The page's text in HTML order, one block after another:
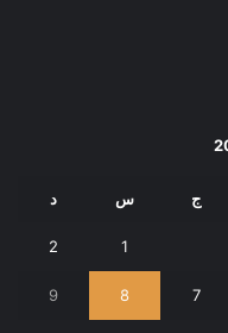
ج س د
1
2
7
8
9